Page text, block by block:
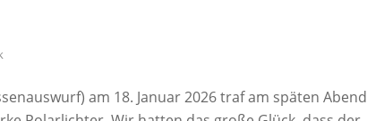
am 18. Januar 2026 traf am späten Abend